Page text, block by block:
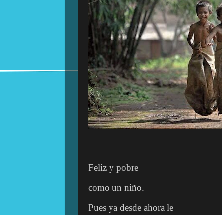
Feliz y pobre
como un niño.
Pues ya desde ahora le